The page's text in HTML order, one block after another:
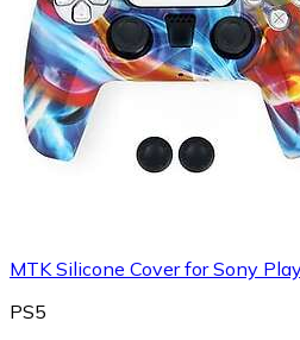
MTK Silicone Cover for Sony
PS5